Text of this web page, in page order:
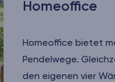
Homeoffice
Homeoffice bietet
Pendelwege.
den eigenen vier